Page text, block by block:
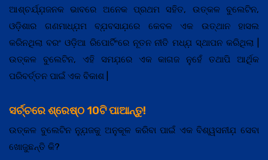
ଆଶ୍ଚର୍ଯ୍ଯ଼ଜନକ ଭାବରେ ଅନେକ ପ୍ରଥମ ସହିତ, ଉତ୍କଳ ବୁଲେଟିନ,
ଓଡ଼ିଶାର ଗଣମାଧ୍ଯ଼ମ ବ୍ଯ଼ବସାଯ଼ରେ କେବଳ ଏକ ଉତ୍ଥାନ ହାସଲ
କରିନଥିଲା ବରଂ ଓଡ଼ିଆ ରିପୋର୍ଟିଂରେ ନୂତନ ନୀତି ମଧ୍ଯ଼ ସ୍ଥାପନ କରିଥିଲା |
ଉତ୍କଳ ବୁଲେଟିନ, ଏହି ସମଯ଼ରେ ଏକ କାଗଜ ନୁହେଁ ତଥାପି ଆର୍ଥିକ
ପରିବର୍ତ୍ତନ ପାଇଁ ଏକ ବିକାଶ |
ସର୍ଚ୍ଚରେ ଶ୍ରେଷ୍ଠ 10ଟି ପାଆନ୍ତୁ!
ଉତ୍କଳ ବୁଲେଟିନ ନ୍ଯ଼ୁଜକୁ ଅନୁକୂଳ କରିବା ପାଇଁ ଏକ ବିଶ୍ୱସନୀଯ଼ ସେବା
ଖୋଜୁଛନ୍ତି କି?